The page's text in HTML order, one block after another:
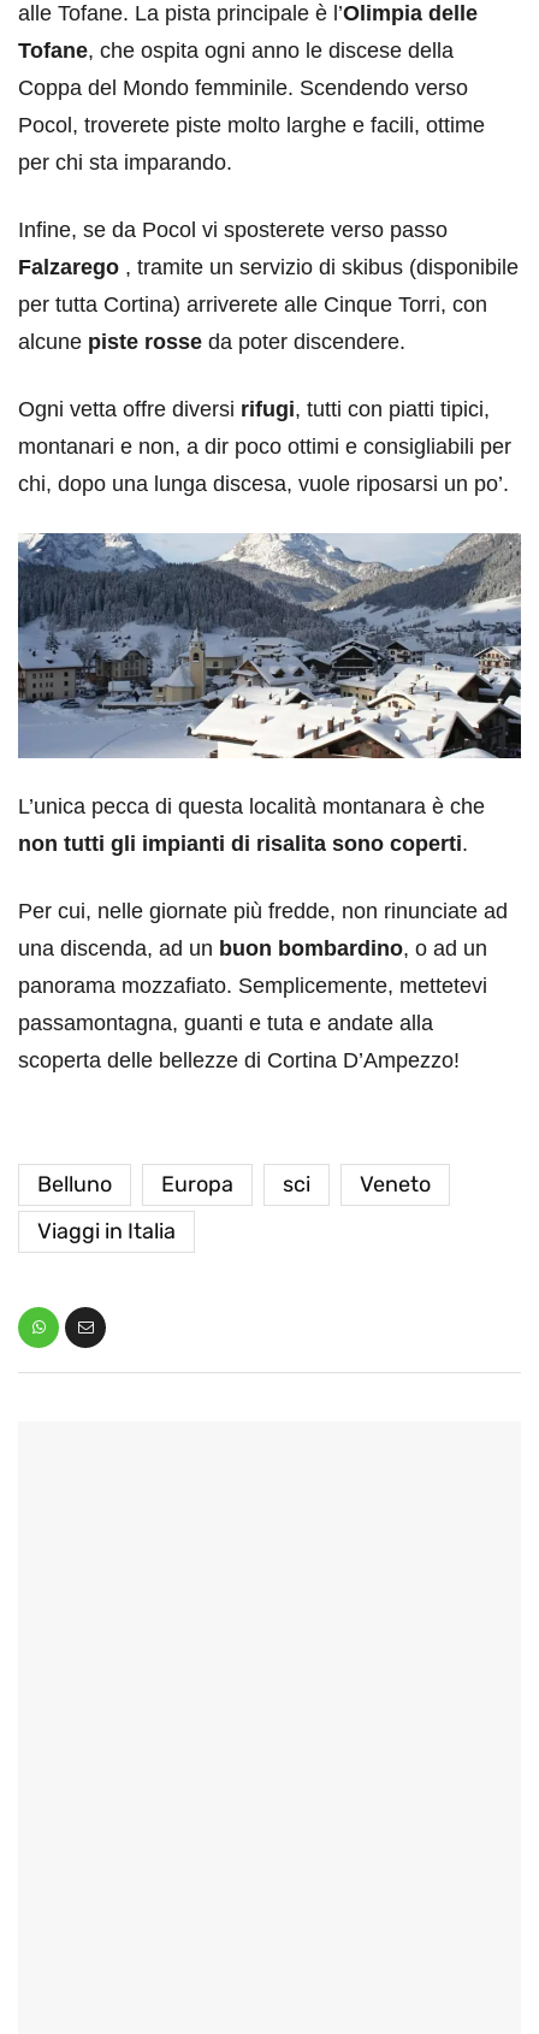
alle Tofane. La pista principale è l’Olimpia delle
Tofane, che ospita ogni anno le discese della
Coppa del Mondo femminile. Scendendo verso
Pocol, troverete piste molto larghe e facili, ottime
per chi sta imparando.
Infine, se da Pocol vi sposterete verso passo
Falzarego , tramite un servizio di skibus (disponibile
per tutta Cortina) arriverete alle Cinque Torri, con
alcune piste rosse da poter discendere.
Ogni vetta offre diversi rifugi, tutti con piatti tipici,
montanari e non, a dir poco ottimi e consigliabili per
chi, dopo una lunga discesa, vuole riposarsi un po’.
L’unica pecca di questa località montanara è che
non tutti gli impianti di risalita sono coperti.
Per cui, nelle giornate più fredde, non rinunciate ad
una discenda, ad un buon bombardino, o ad un
panorama mozzafiato. Semplicemente, mettetevi
passamontagna, guanti e tuta e andate alla
scoperta delle bellezze di Cortina D’Ampezzo!
Belluno Europa sci
Veneto
Viaggi in Italia